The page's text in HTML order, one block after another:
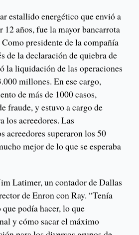
estallido energético que envió a
12 años, fue la mayor bancarrota
presidente de la compañía
de la declaración de quiebra de
la liquidación de las operaciones
millones. En ese cargo,
de más de 1000 casos,
fraude, y estuvo a cargo de
los acreedores. Las
acreedores superaron los 50
mejor de lo que se esperaba
Latimer, un contador de Dallas
de Enron con Ray. “Tenía
podía hacer, lo que
y cómo sacar el máximo